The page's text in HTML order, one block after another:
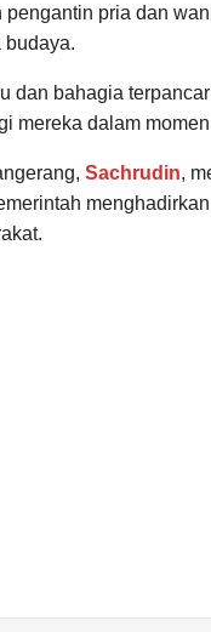
pengantin pria dan
budaya.
dan bahagia
mereka dalam
Sachrudin,